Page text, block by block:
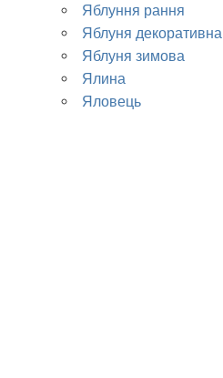
Яблуння рання
Яблуня декоративна
Яблуня зимова
Ялина
Яловець